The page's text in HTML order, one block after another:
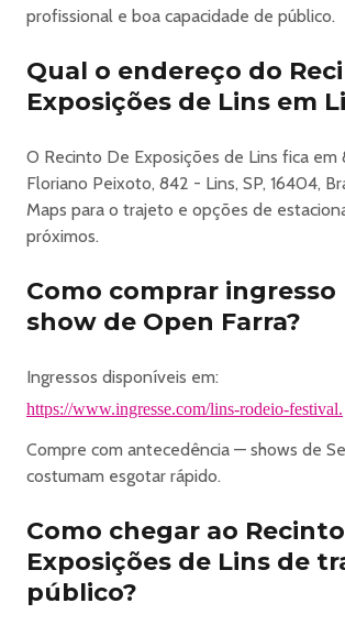
profissional e boa capacidade de público.
Qual o endereço do
Exposições de Lins em
O Recinto De Exposições de Lins fica em
Floriano Peixoto, 842 - Lins, SP, 16404,
Maps para o trajeto e opções de
próximos.
Como comprar ingresso
show de Open Farra?
Ingressos disponíveis em:
https://www.ingresse.com/lins-rodeio-festival.
Compre com antecedência — shows de
costumam esgotar rápido.
Como chegar ao
Exposições de Lins de
público?